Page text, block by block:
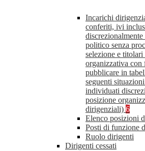
Incarichi
conferiti, ivi
politico senza
selezione e
organizzativa
pubblicare in
seguenti
individuati
posizione
dirigenziali) 6
Elenco posizioni
Posti di funzione
Ruolo dirigenti
Dirigenti cessati